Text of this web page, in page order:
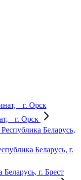
г. Орск
Беларусь, г.